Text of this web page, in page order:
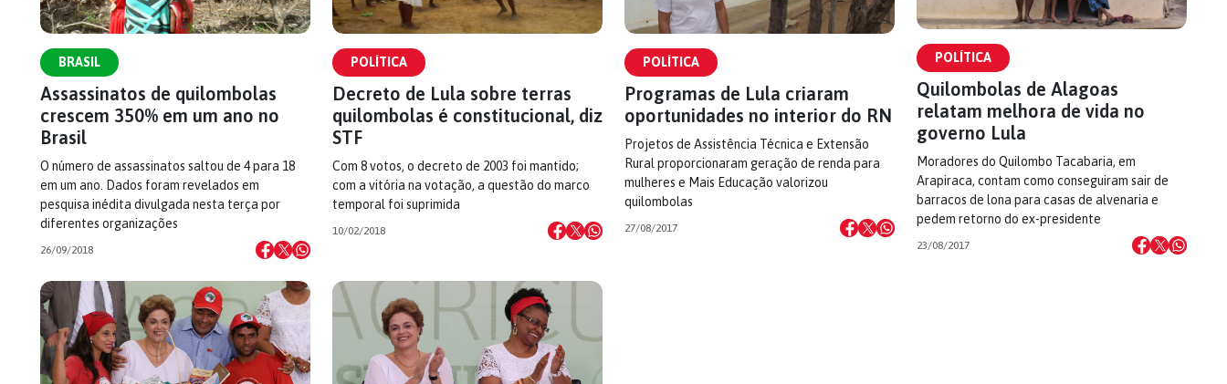
BRASIL
Assassinatos de quilombolas
crescem 350% em um ano no
Brasil
O número de assassinatos saltou de 4 para 18
em um ano. Dados foram revelados em
pesquisa inédita divulgada nesta terça por
diferentes organizações
26/09/2018
POLÍTICA
Decreto de Lula sobre terras
quilombolas é constitucional, diz
STF
Com 8 votos, o decreto de 2003 foi mantido;
com a vitória na votação, a questão do marco
temporal foi suprimida
10/02/2018
POLÍTICA
Programas de Lula criaram
oportunidades no interior do RN
Projetos de Assistência Técnica e Extensão
Rural proporcionaram geração de renda para
mulheres e Mais Educação valorizou
quilombolas
27/08/2017
POLÍTICA
Quilombolas de Alagoas
relatam melhora de vida no
governo Lula
Moradores do Quilombo Tacabaria, em
Arapiraca, contam como conseguiram sair de
barracos de lona para casas de alvenaria e
pedem retorno do ex-presidente
23/08/2017